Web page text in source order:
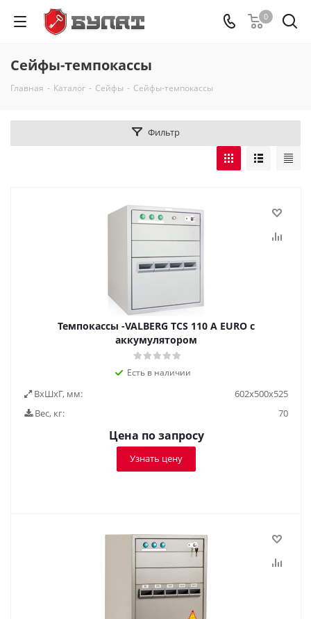
0
Сейфы-темпокассы
Главная - Каталог - Сейфы - Сейфы-темпокассы
Фильтр
Темпокассы -VALBERG TCS 110 A EURO с
аккумулятором
Есть в наличии
ВxШxГ, мм:
602x500x525
Вес, кг:
70
Цена по запросу
Узнать цену